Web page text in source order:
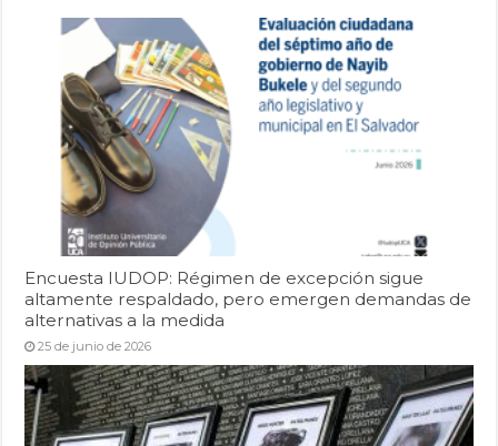
Encuesta IUDOP: Régimen de excepción sigue
altamente respaldado, pero emergen demandas de
alternativas a la medida
25 de junio de 2026